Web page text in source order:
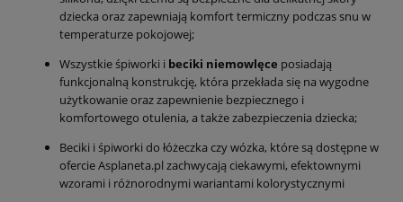
dziecka oraz zapewniają komfort termiczny podczas snu w
temperaturze pokojowej;
Wszystkie śpiworki i beciki niemowlęce posiadają
funkcjonalną konstrukcję, która przekłada się na wygodne
użytkowanie oraz zapewnienie bezpiecznego i
komfortowego otulenia, a także zabezpieczenia dziecka;
Beciki i śpiworki do łóżeczka czy wózka, które są dostępne w
ofercie Asplaneta.pl zachwycają ciekawymi, efektownymi
wzorami i różnorodnymi wariantami kolorystycznymi